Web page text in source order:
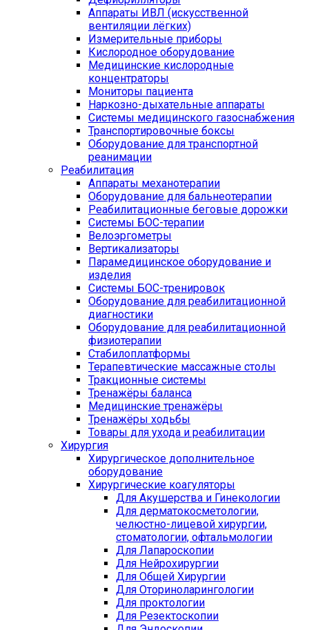
Аппараты ИВЛ (искусственной
вентиляции лёгких)
Измерительные приборы
Кислородное оборудование
Медицинские кислородные
концентраторы
Мониторы пациента
Наркозно-дыхательные аппараты
Системы медицинского газоснабжения
Транспортировочные боксы
Оборудование для транспортной
реанимации
Реабилитация
Аппараты механотерапии
Оборудование для бальнеотерапии
Реабилитационные беговые дорожки
Системы БОС-терапии
Велоэргометры
Вертикализаторы
Парамедицинское оборудование и
изделия
Системы БОС-тренировок
Оборудование для реабилитационной
диагностики
Оборудование для реабилитационной
физиотерапии
Стабилоплатформы
Терапевтические массажные столы
Тракционные системы
Тренажёры баланса
Медицинские тренажёры
Тренажёры ходьбы
Товары для ухода и реабилитации
Хирургия
Хирургическое дополнительное
оборудование
Хирургические коагуляторы
Для Акушерства и Гинекологии
Для дерматокосметологии,
челюстно-лицевой хирургии,
стоматологии, офтальмологии
Для Лапароскопии
Для Нейрохирургии
Для Общей Хирургии
Для Оториноларингологии
Для проктологии
Для Резектоскопии